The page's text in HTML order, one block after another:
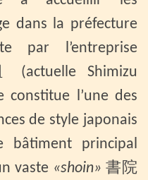
dans la préfecture
par l’entreprise
Shimizu
constitue l’une des
de style japonais
bâtiment principal
vaste «shoin» 書院